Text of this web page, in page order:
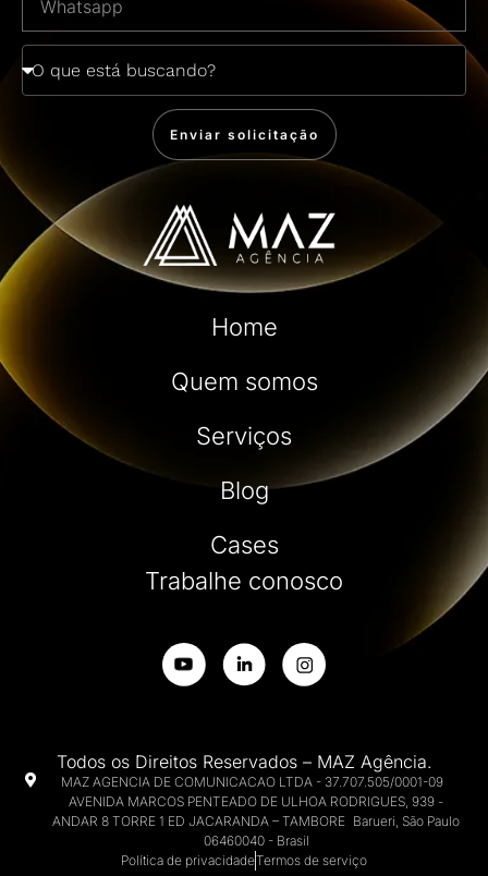
Enviar solicitação
Home
Quem somos
Serviços
Blog
Cases
Trabalhe conosco
Todos os Direitos Reservados – MAZ Agência.
MAZ AGENCIA DE COMUNICACAO LTDA - 37.707.505/0001-09
AVENIDA MARCOS PENTEADO DE ULHOA RODRIGUES, 939 -
ANDAR 8 TORRE 1 ED JACARANDA – TAMBORE Barueri, São Paulo
06460040 - Brasil
Política de privacidadeTermos de serviço